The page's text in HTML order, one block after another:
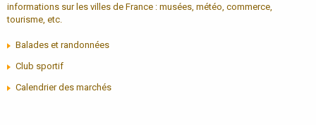
informations sur les villes de France : musées, météo, commerce,
tourisme, etc.
Balades et randonnées
Club sportif
Calendrier des marchés